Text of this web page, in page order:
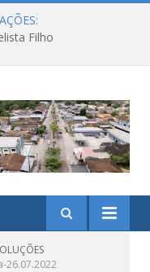
Filho
26.07.2022